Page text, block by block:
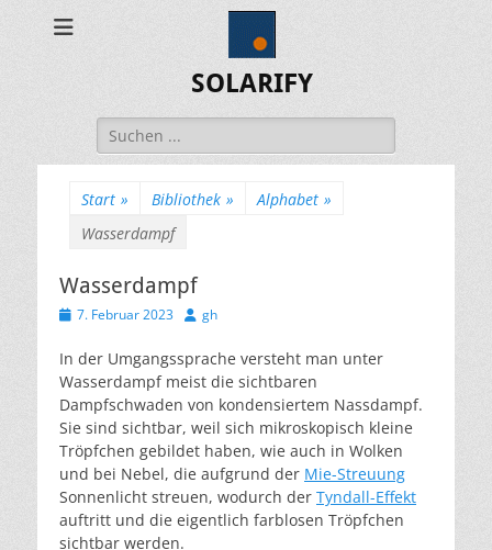
SOLARIFY
Suchen
nach:
Start » Bibliothek » Alphabet »
Wasserdampf
Wasserdampf
Veröffentlicht
7. Februar 2023 Autor
gh
In der Umgangssprache versteht man unter
Wasserdampf meist die sichtbaren
Dampfschwaden von kondensiertem Nassdampf.
Sie sind sichtbar, weil sich mikroskopisch kleine
Tröpfchen gebildet haben, wie auch in Wolken
und bei Nebel, die aufgrund der Mie-Streuung
Sonnenlicht streuen, wodurch der Tyndall-Effekt
auftritt und die eigentlich farblosen Tröpfchen
sichtbar werden.